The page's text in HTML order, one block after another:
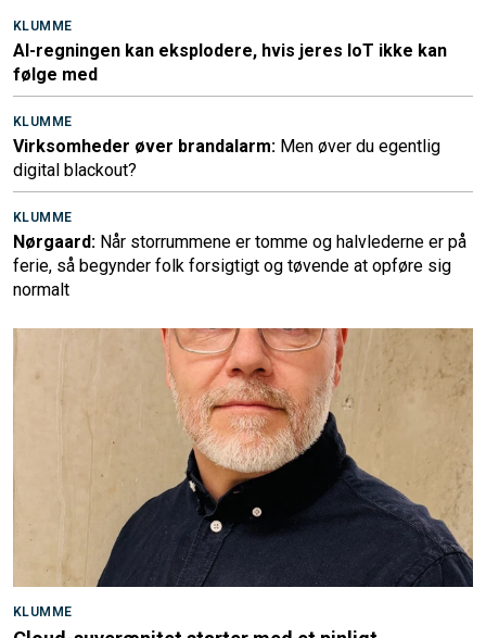
KLUMME
AI-regningen kan eksplodere, hvis jeres IoT ikke kan
følge med
KLUMME
Virksomheder øver brandalarm: Men øver du egentlig
digital blackout?
KLUMME
Nørgaard: Når storrummene er tomme og halvlederne er på
ferie, så begynder folk forsigtigt og tøvende at opføre sig
normalt
KLUMME